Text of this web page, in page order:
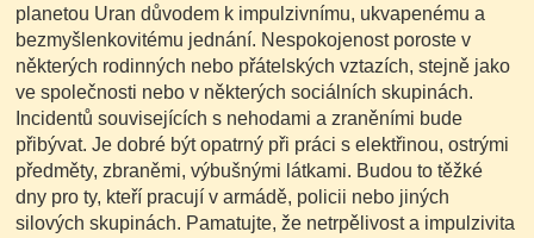
planetou Uran důvodem k impulzivnímu, ukvapenému a
bezmyšlenkovitému jednání. Nespokojenost poroste v
některých rodinných nebo přátelských vztazích, stejně jako
ve společnosti nebo v některých sociálních skupinách.
Incidentů souvisejících s nehodami a zraněními bude
přibývat. Je dobré být opatrný při práci s elektřinou, ostrými
předměty, zbraněmi, výbušnými látkami. Budou to těžké
dny pro ty, kteří pracují v armádě, policii nebo jiných
silových skupinách. Pamatujte, že netrpělivost a impulzivita